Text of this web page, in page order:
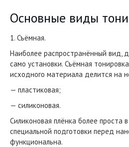
Основные виды
1. Съёмная.
Наиболее распространённый вид,
само установки. Съёмная
исходного материала делится на
— пластиковая;
— силиконовая.
Силиконовая плёнка более проста
специальной подготовки перед
функциональна.